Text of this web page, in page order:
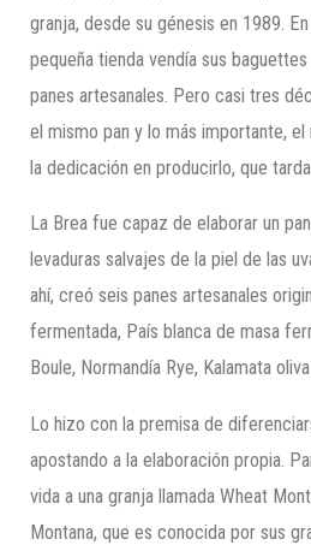
granja, desde su génesis en 1989.
pequeña tienda vendía sus
panes artesanales. Pero casi tres
el mismo pan y lo más importante,
la dedicación en producirlo, que
La Brea fue capaz de elaborar un
levaduras salvajes de la piel de las
ahí, creó seis panes artesanales
fermentada, País blanca de masa
Boule, Normandía Rye, Kalamata
Lo hizo con la premisa de
apostando a la elaboración propia.
vida a una granja llamada Wheat
Montana, que es conocida por sus